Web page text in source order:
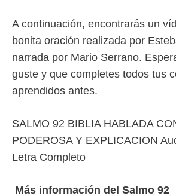
A continuación, encontrarás un
bonita oración realizada por
narrada por Mario Serrano.
guste y que completes todos tus
aprendidos antes.
SALMO 92 BIBLIA HABLADA
PODEROSA Y EXPLICACION
Letra Completo
Más información del Salmo 92